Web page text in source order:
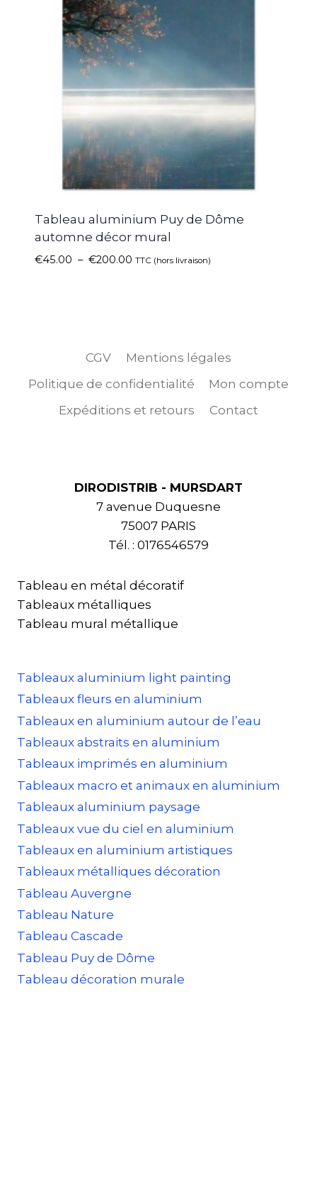
Tableau aluminium Puy de Dôme
automne décor mural
€45.00 – €200.00 TTC (hors livraison)
CGV
Mentions légales
Politique de confidentialité
Mon compte
Expéditions et retours
Contact
DIRODISTRIB - MURSDART
7 avenue Duquesne
75007 PARIS
Tél. : 0176546579
Tableau en métal décoratif
Tableaux métalliques
Tableau mural métallique
Tableaux aluminium light painting
Tableaux fleurs en aluminium
Tableaux en aluminium autour de l’eau
Tableaux abstraits en aluminium
Tableaux imprimés en aluminium
Tableaux macro et animaux en aluminium
Tableaux aluminium paysage
Tableaux vue du ciel en aluminium
Tableaux en aluminium artistiques
Tableaux métalliques décoration
Tableau Auvergne
Tableau Nature
Tableau Cascade
Tableau Puy de Dôme
Tableau décoration murale